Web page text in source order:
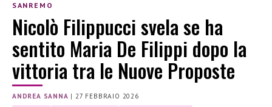
SANREMO
Nicolò Filippucci svela se ha
sentito Maria De Filippi dopo la
vittoria tra le Nuove Proposte
ANDREA SANNA | 27 FEBBRAIO 2026